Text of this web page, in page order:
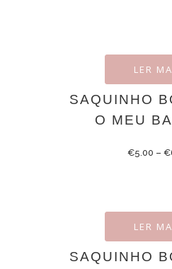
LER
SAQUINHO
O MEU
€5.00 – €
LER
SAQUINHO